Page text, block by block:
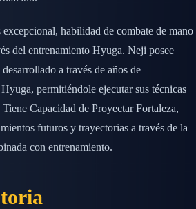
excepcional, habilidad de combate de mano
del entrenamiento Hyuga. Neji posee
a través de años de
permitiéndole ejecutar sus técnicas
Capacidad de Proyectar Fortaleza,
futuros y trayectorias a través de la
con entrenamiento.